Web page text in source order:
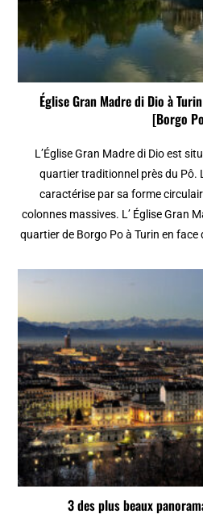
Église Gran Madre di Dio à
[Borgo
L’Église Gran Madre di Dio est
quartier traditionnel près du Pô.
caractérise par sa forme
colonnes massives. L’ Église Gran
quartier de Borgo Po à Turin en face
3 des plus beaux